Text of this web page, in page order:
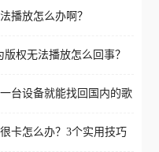
播放怎么办啊？
权无法播放怎么回事？
台设备就能找回国内的歌
卡怎么办？3个实用技巧